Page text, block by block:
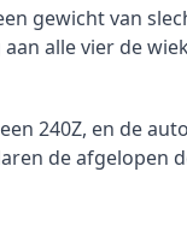
gewicht van
alle vier de
240Z, en de
de afgelopen